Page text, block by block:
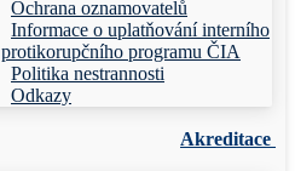
Ochrana oznamovatelů
Informace o uplatňování interního
protikorupčního programu ČIA
Politika nestrannosti
Odkazy
Akreditace